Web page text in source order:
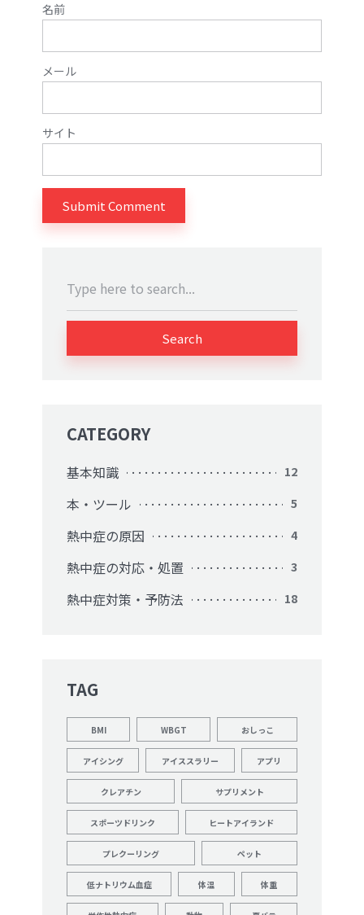
名前
メール
サイト
Search
CATEGORY
基本知識 12
本・ツール 5
熱中症の原因 4
熱中症の対応・処置 3
熱中症対策・予防法 18
TAG
BMI WBGT おしっこ
アイシング アイススラリー アプリ
クレアチン サプリメント
スポーツドリンク ヒートアイランド
プレクーリング ペット
低ナトリウム血症 体温 体重